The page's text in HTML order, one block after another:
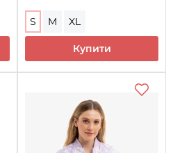
S M XL
Купити